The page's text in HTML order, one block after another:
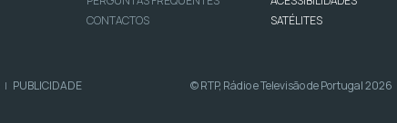
CONTACTOS
SATÉLITES
| PUBLICIDADE © RTP, Rádio e Televisão de Portugal 2026